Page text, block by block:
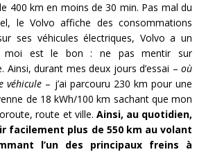
400 km en moins de 30 min. Pas mal du
le Volvo affiche des consommations
ses véhicules électriques, Volvo a un
moi est le bon : ne pas mentir sur
Ainsi, durant mes deux jours d’essai – où
véhicule – j’ai parcouru 230 km pour une
de 18 kWh/100 km sachant que mon
route et ville. Ainsi, au quotidien,
facilement plus de 550 km au volant
l’un des principaux freins à